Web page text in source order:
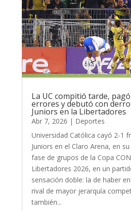
La UC compitió tarde,
errores y debutó con
Juniors en la Libertadores
Abr 7, 2026 | Deportes
Universidad Católica cayó 2-1
Juniors en el Claro Arena, en
fase de grupos de la Copa
Libertadores 2026, en un
sensación doble: la de haber
rival de mayor jerarquía
también...